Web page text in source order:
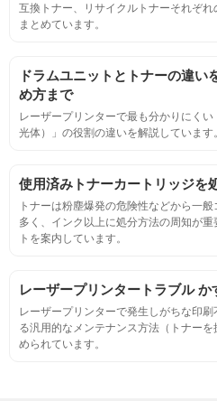
連続印刷時の安定した印刷枚数測
定着度
摩擦試験機で濃度値を測定
適合
生涯
互換トナー、リサイクルトナーそれぞ
まとめています。
ドラムユニットとトナーの違い
め方まで
レーザープリンターで最も分かりにく
光体）」の役割の違いを解説しています。
使用済みトナーカートリッジを
トナーは粉塵爆発の危険性などから一
多く、インク以上に処分方法の周知が
トを案内しています。
レーザープリンタートラブル
レーザープリンターで発生しがちな印
る汎用的なメンテナンス方法（トナー
められています。